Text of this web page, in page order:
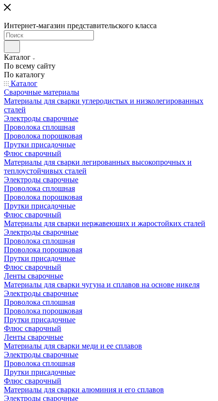
Интернет-магазин представительского класса
Каталог
По всему сайту
По каталогу
Каталог
Сварочные материалы
Материалы для сварки углеродистых и низколегированных
сталей
Электроды сварочные
Проволока сплошная
Проволока порошковая
Прутки присадочные
Флюс сварочный
Материалы для сварки легированных высокопрочных и
теплоустойчивых сталей
Электроды сварочные
Проволока сплошная
Проволока порошковая
Прутки присадочные
Флюс сварочный
Материалы для сварки нержавеющих и жаростойких сталей
Электроды сварочные
Проволока сплошная
Проволока порошковая
Прутки присадочные
Флюс сварочный
Ленты сварочные
Материалы для сварки чугуна и сплавов на основе никеля
Электроды сварочные
Проволока сплошная
Проволока порошковая
Прутки присадочные
Флюс сварочный
Ленты сварочные
Материалы для сварки меди и ее сплавов
Электроды сварочные
Проволока сплошная
Прутки присадочные
Флюс сварочный
Материалы для сварки алюминия и его сплавов
Электроды сварочные